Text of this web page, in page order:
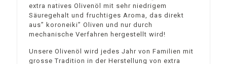
extra natives Olivenöl mit sehr niedrigem
Säuregehalt und fruchtiges Aroma, das direkt
aus” koroneiki” Oliven und nur durch
mechanische Verfahren hergestellt wird!
Unsere Olivenöl wird jedes Jahr von Familien mit
grosse Tradition in der Herstellung von extra